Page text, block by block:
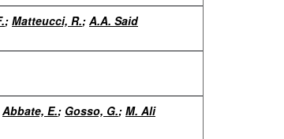
; Matteucci, R.; A.A. Said
Abbate, E.; Gosso, G.; M. Ali